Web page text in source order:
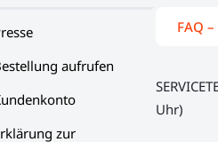
aufrufen
zur
FAQ
Uhr)